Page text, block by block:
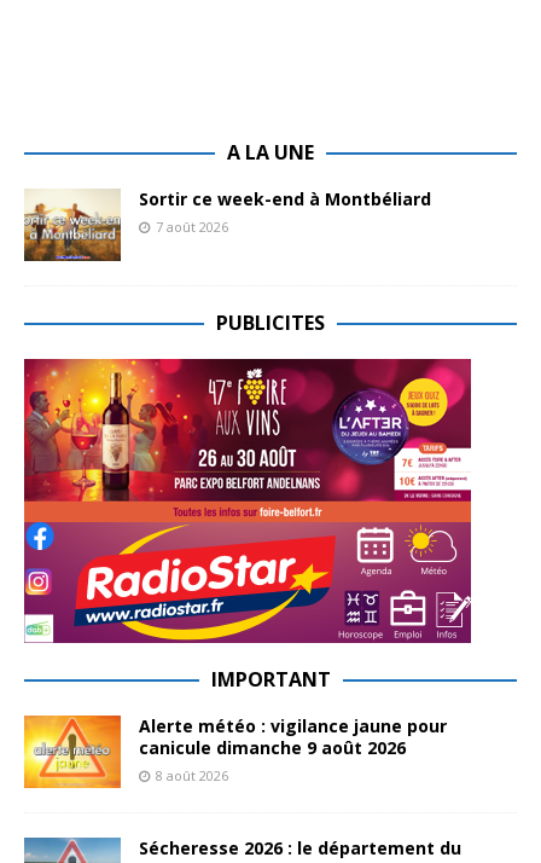
A LA UNE
Sortir ce week-end à Montbéliard
7 août 2026
PUBLICITES
IMPORTANT
Alerte météo : vigilance jaune pour
canicule dimanche 9 août 2026
8 août 2026
Sécheresse 2026 : le département du